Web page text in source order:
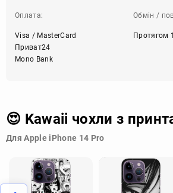
Оплата:
Visa / MasterCard
Приват24
Mono Bank
Обмін /
Протягом
😍 Kawaii чохли з
Для Apple iPhone 14 Pro